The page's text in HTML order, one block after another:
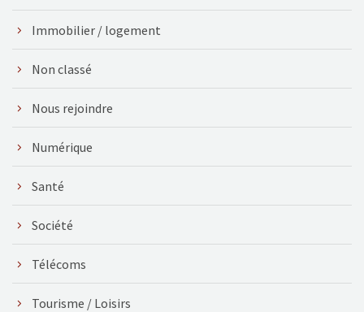
Immobilier / logement
Non classé
Nous rejoindre
Numérique
Santé
Société
Télécoms
Tourisme / Loisirs